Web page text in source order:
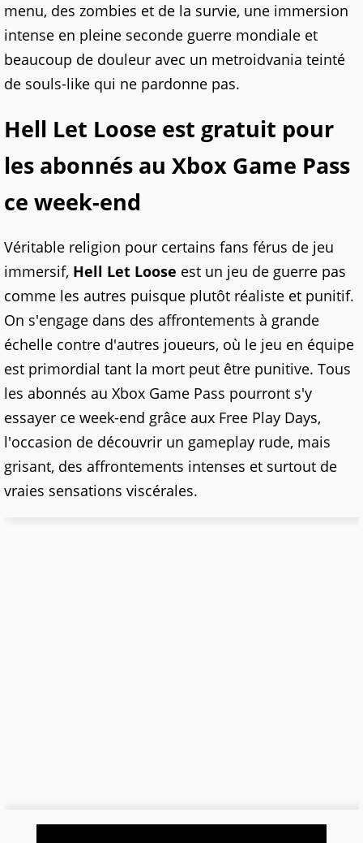
menu, des zombies et de la survie, une immersion
intense en pleine seconde guerre mondiale et
beaucoup de douleur avec un metroidvania teinté
de souls-like qui ne pardonne pas.
Hell Let Loose est gratuit pour
les abonnés au Xbox Game Pass
ce week-end
Véritable religion pour certains fans férus de jeu
immersif, Hell Let Loose est un jeu de guerre pas
comme les autres puisque plutôt réaliste et punitif.
On s'engage dans des affrontements à grande
échelle contre d'autres joueurs, où le jeu en équipe
est primordial tant la mort peut être punitive. Tous
les abonnés au Xbox Game Pass pourront s'y
essayer ce week-end grâce aux Free Play Days,
l'occasion de découvrir un gameplay rude, mais
grisant, des affrontements intenses et surtout de
vraies sensations viscérales.